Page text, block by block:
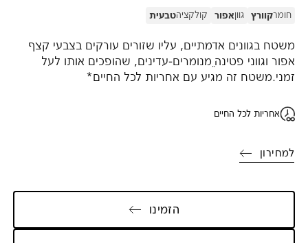
חומרקוורץ גווןאפור קולקציהטבעית
משטח בגוונים אדמתיים, עליו שזורים עורקים בצבעי קצף
אפור וגווני פטינה ֵמנומרים-עדינים, שהופכים אותו לעל
זמני.משטח זה מגיע עם אחריות לכל החיים*
אחריות לכל החיים
למחירון
הזמינו